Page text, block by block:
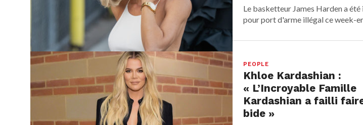
Le basketteur James Harden a
pour port d'arme illégal ce week-
PEOPLE
Khloe Kardashian :
« L’Incroyable Famille
Kardashian a failli
bide »